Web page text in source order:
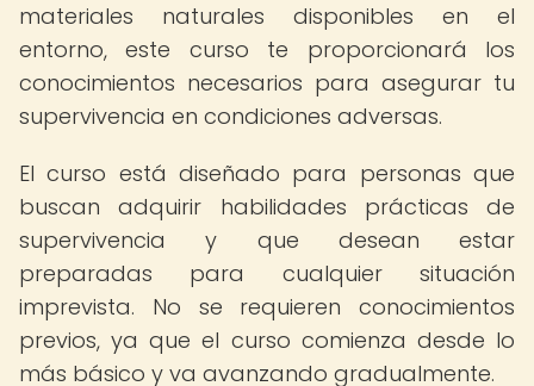
materiales naturales disponibles en el
entorno, este curso te proporcionará los
conocimientos necesarios para asegurar tu
supervivencia en condiciones adversas.
El curso está diseñado para personas que
buscan adquirir habilidades prácticas de
supervivencia y que desean estar
preparadas para cualquier situación
imprevista. No se requieren conocimientos
previos, ya que el curso comienza desde lo
más básico y va avanzando gradualmente.